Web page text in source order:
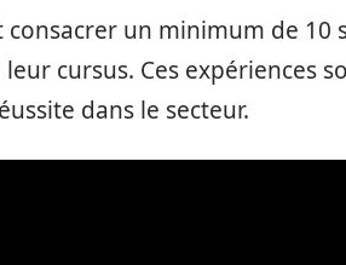
un minimum de 10
cursus. Ces expériences
dans le secteur.